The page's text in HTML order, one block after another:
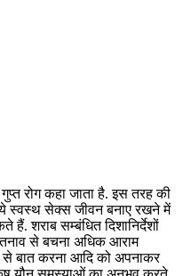
रोग कहा जाता है. इस तरह की
स्वस्थ सेक्स जीवन बनाए रखने में
शराब सम्बंधित दिशानिर्देशों
से बचना अधिक आराम
बात करना आदि को अपनाकर